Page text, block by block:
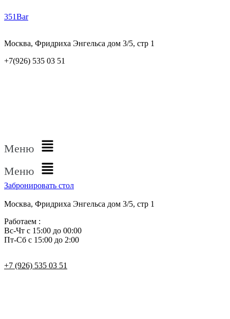
351Bar
Москва, Фридриха Энгельса дом 3/5, стр 1
+7(926) 535 03 51
Меню
Меню
Забронировать стол
Москва, Фридриха Энгельса дом 3/5, стр 1
Работаем :
Вс-Чт с 15:00 до 00:00
Пт-Сб с 15:00 до 2:00
+7 (926) 535 03 51